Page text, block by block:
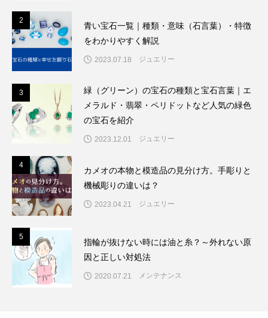
2
青い宝石一覧｜種類・意味（石言葉）・特徴
をわかりやすく解説
2023.07.18 ジュエリー
3
緑（グリーン）の宝石の種類と宝石言葉｜エ
メラルド・翡翠・ペリドットなど人気の緑色
の宝石を紹介
2023.12.01 ジュエリー
4
カメオの本物と模造品の見分け方。手彫りと
機械彫りの違いは？
2023.04.21 ジュエリー
5
指輪が抜けない時には油と糸？～外れない原
因と正しい対処法
2020.07.21 メンテナンス